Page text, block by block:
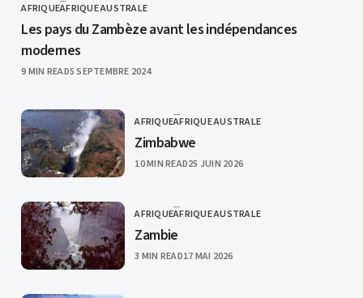
CATEGORY
AFRIQUEAFRIQUE AUSTRALE
Les pays du Zambèze avant les indépendances
modernes
9 MIN READPUBLISHED
5 SEPTEMBRE 2024
CATEGORY
AFRIQUEAFRIQUE AUSTRALE
Zimbabwe
10 MIN READPUBLISHED
25 JUIN 2026
CATEGORY
AFRIQUEAFRIQUE AUSTRALE
Zambie
3 MIN READPUBLISHED
17 MAI 2026